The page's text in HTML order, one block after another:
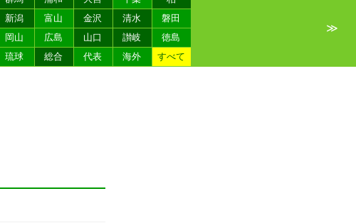
新潟 富山 金沢 清水
磐田
岡山 広島 山口 讃岐
徳島
琉球 総合 代表 海外 すべて
≫